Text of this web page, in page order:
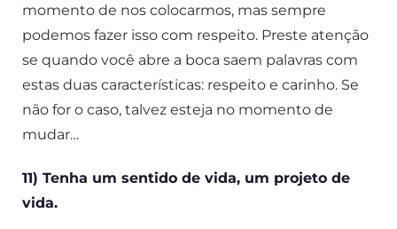
momento de nos colocarmos, mas sempre
podemos fazer isso com respeito. Preste atenção
se quando você abre a boca saem palavras com
estas duas características: respeito e carinho. Se
não for o caso, talvez esteja no momento de
mudar…
11) Tenha um sentido de vida, um projeto de
vida.